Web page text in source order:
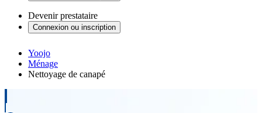
Devenir prestataire
Connexion ou inscription
Yoojo
Ménage
Nettoyage de canapé